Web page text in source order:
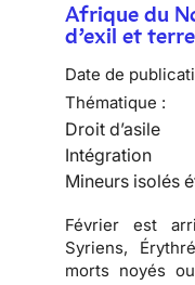
Afrique du
d’exil et
Date de
Thématique :
Droit d’asile
Intégration
Mineurs isolés
Février est
Syriens,
morts noyés